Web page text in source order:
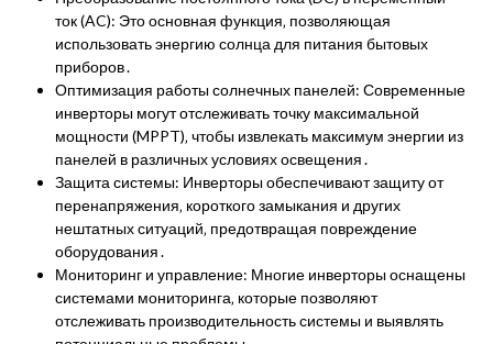
ток (AC): Это основная функция‚ позволяющая
использовать энергию солнца для питания бытовых
приборов․
Оптимизация работы солнечных панелей: Современные
инверторы могут отслеживать точку максимальной
мощности (MPPT)‚ чтобы извлекать максимум энергии из
панелей в различных условиях освещения․
Защита системы: Инверторы обеспечивают защиту от
перенапряжения‚ короткого замыкания и других
нештатных ситуаций‚ предотвращая повреждение
оборудования․
Мониторинг и управление: Многие инверторы оснащены
системами мониторинга‚ которые позволяют
отслеживать производительность системы и выявлять